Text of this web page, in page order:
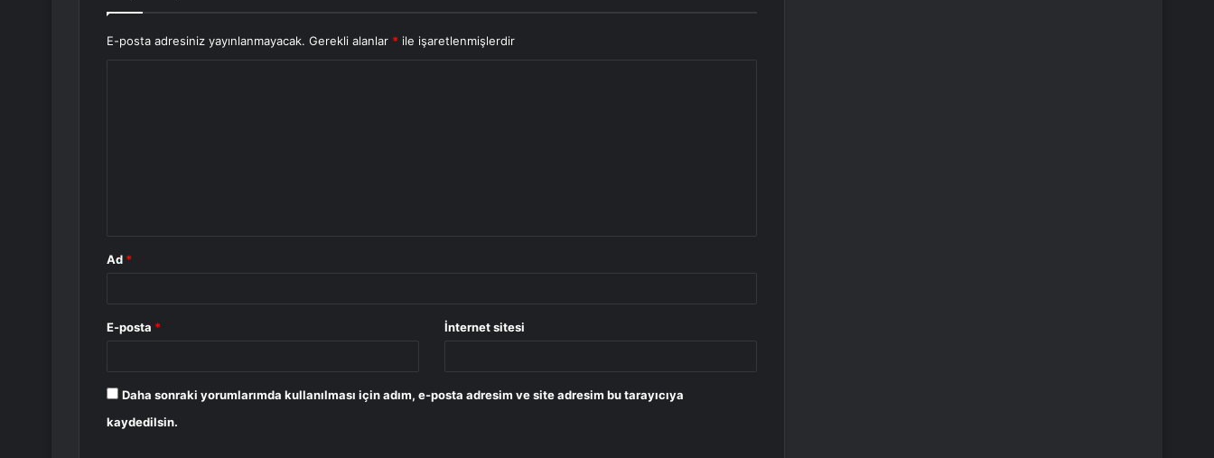
E-posta adresiniz yayınlanmayacak. Gerekli alanlar * ile işaretlenmişlerdir
Ad *
E-posta * İnternet sitesi
Daha sonraki yorumlarımda kullanılması için adım, e-posta adresim ve site adresim bu tarayıcıya
kaydedilsin.